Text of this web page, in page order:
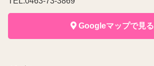
Googleマップで見る